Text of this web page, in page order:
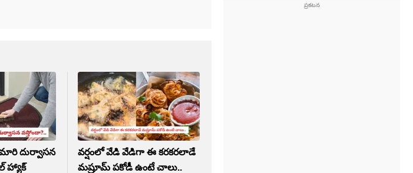
దుర్వాసన
హ్యాక్
వర్షంలో వేడి వేడిగా ఈ కరకరలాడే
మష్రూమ్ పకోడీ ఉంటే చాలు..